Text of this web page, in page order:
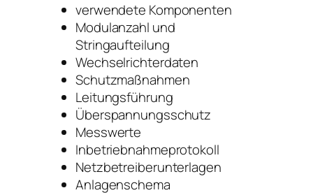
verwendete Komponenten
Modulanzahl und
Stringaufteilung
Wechselrichterdaten
Schutzmaßnahmen
Leitungsführung
Überspannungsschutz
Messwerte
Inbetriebnahmeprotokoll
Netzbetreiberunterlagen
Anlagenschema